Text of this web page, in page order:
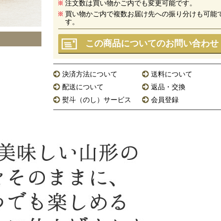
注文数は買い物かご内でも変更可能です。
買い物かご内で複数お届け先への振り分けも可能
す。
この商品についてのお問い合わせ
決済方法について
送料について
配送について
返品・交換
熨斗（のし）サービス
会員登録